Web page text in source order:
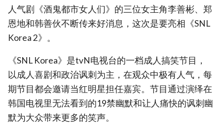
人气剧《酒鬼都市女人们》的三位女主角李善彬、郑
恩地和韩善伙不断传来好消息，这次是要亮相《SNL
Korea 2》。
《SNL Korea》是tvN电视台的一档成人搞笑节目，
以成人喜剧和政治讽刺为主，在观众中极有人气，每
期节目都会邀请当红明星担任嘉宾。节目通过演绎在
韩国电视里无法看到的19禁幽默和让人痛快的讽刺幽
默为大众带来更多的笑声。